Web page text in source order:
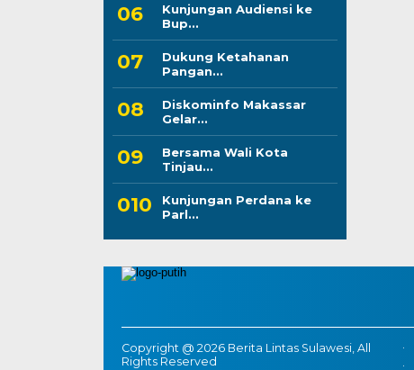
Kunjungan Audiensi ke
Bup...
Dukung Ketahanan
Pangan...
Diskominfo Makassar
Gelar...
Bersama Wali Kota
Tinjau...
Kunjungan Perdana ke
Parl...
Copyright @ 2026 Berita Lintas Sulawesi, All
Rights Reserved